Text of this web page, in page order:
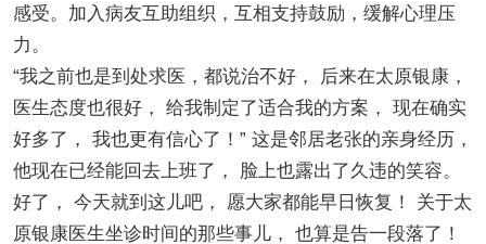
感受。加入病友互助组织，互相支持鼓励，缓解心理压
力。
“我之前也是到处求医，都说治不好， 后来在太原银康，
医生态度也很好， 给我制定了适合我的方案， 现在确实
好多了， 我也更有信心了！” 这是邻居老张的亲身经历，
他现在已经能回去上班了， 脸上也露出了久违的笑容。
好了， 今天就到这儿吧， 愿大家都能早日恢复！ 关于太
原银康医生坐诊时间的那些事儿， 也算是告一段落了！